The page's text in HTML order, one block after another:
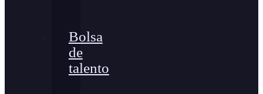
Bolsa
de
talento